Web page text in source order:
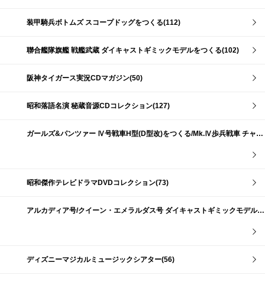
装甲騎兵ボトムズ スコープドッグをつくる(112)
聯合艦隊旗艦 戦艦武蔵 ダイキャストギミックモデルをつくる(102)
阪神タイガース実況CDマガジン(50)
昭和落語名演 秘蔵音源CDコレクション(127)
ガールズ&パンツァー Ⅳ号戦車H型(D型改)をつくる/Mk.Ⅳ歩兵戦車 チャーチルMk.Ⅶをつくる(191)
昭和傑作テレビドラマDVDコレクション(73)
アルカディア号/クイーン・エメラルダス号 ダイキャストギミックモデルをつくる(159)
ディズニーマジカルミュージックシアター(56)